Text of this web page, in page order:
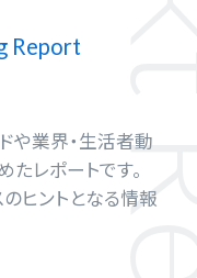
Report
や業界・生活者動
レポートです。
ヒントとなる情報